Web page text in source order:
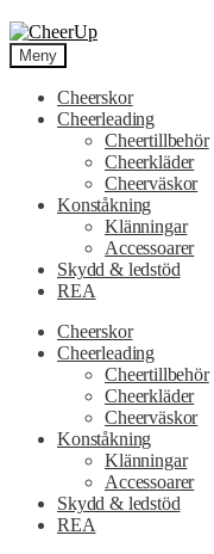
Hoppa
till
navigering
Hoppa
till
innehåll
Meny
Cheerskor
Cheerleading
Cheertillbehör
Cheerkläder
Cheerväskor
Konståkning
Klänningar
Accessoarer
Skydd & ledstöd
REA
Cheerskor
Cheerleading
Cheertillbehör
Cheerkläder
Cheerväskor
Konståkning
Klänningar
Accessoarer
Skydd & ledstöd
REA